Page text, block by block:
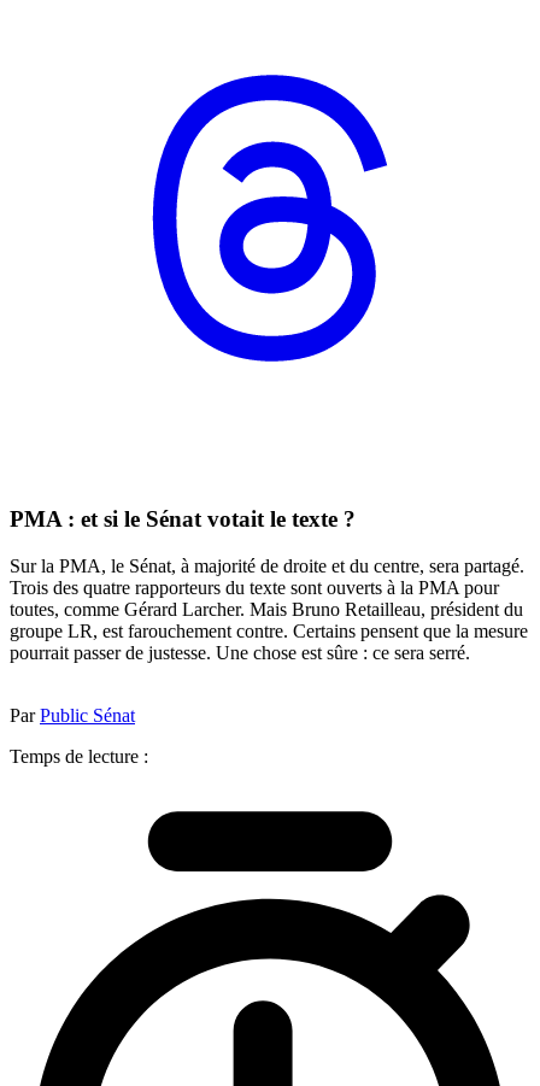
PMA : et si le Sénat votait le texte ?
Sur la PMA, le Sénat, à majorité de droite et du centre, sera partagé.
Trois des quatre rapporteurs du texte sont ouverts à la PMA pour
toutes, comme Gérard Larcher. Mais Bruno Retailleau, président du
groupe LR, est farouchement contre. Certains pensent que la mesure
pourrait passer de justesse. Une chose est sûre : ce sera serré.
ParPublic Sénat
Temps de lecture :